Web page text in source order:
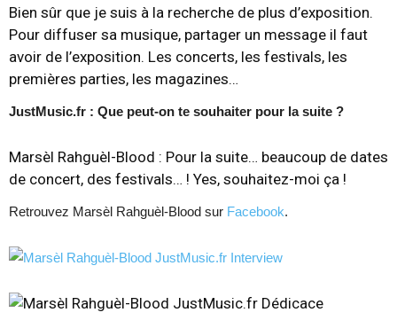
Bien sûr que je suis à la recherche de plus d’exposition.
Pour diffuser sa musique, partager un message il faut
avoir de l’exposition. Les concerts, les festivals, les
premières parties, les magazines…
JustMusic.fr : Que peut-on te souhaiter pour la suite ?
Marsèl Rahguèl-Blood : Pour la suite… beaucoup de dates
de concert, des festivals… ! Yes, souhaitez-moi ça !
Retrouvez Marsèl Rahguèl-Blood sur Facebook.